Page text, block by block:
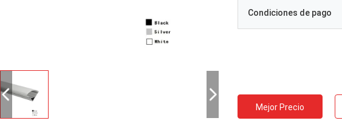
Condiciones de pago
Mejor Precio